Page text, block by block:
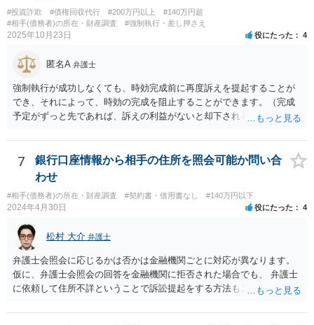
#投資詐欺 #債権回収代行 #200万円以上
#140万円超
#相手(債務者)の所在・財産調査
#強制執行・差し押さえ
2025年10月23日 役にたった 4
匿名A 弁護士
強制執行が成功しなくても、時効完成前に再度訴えを提起することが
でき、それによって、時効の完成を阻止することができます。（完成
予定がずっと先であれば、訴えの利益がないと却下されるので、その
になります。 手間であったり、忘れたり、諦めたりで情報が出回らな
いだけです。
7
銀行口座情報から相手の住所を照会可能か問い合
わせ
#相手(債務者)の所在・財産調査 #契約書・借用書なし #140万円以下
2024年4月30日 役にたった 4
松村 大介 弁護士
弁護士会照会に応じるかは否かは金融機関ごとに対応が異なります。
仮に、弁護士会照会の回答を金融機関に拒否された場合でも、 弁護士
に依頼して住所不詳ということで訴訟提起をする方法もございます。